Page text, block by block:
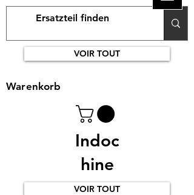
VOIR TOUT
Indoc
hine
Warenkorb
VOIR TOUT